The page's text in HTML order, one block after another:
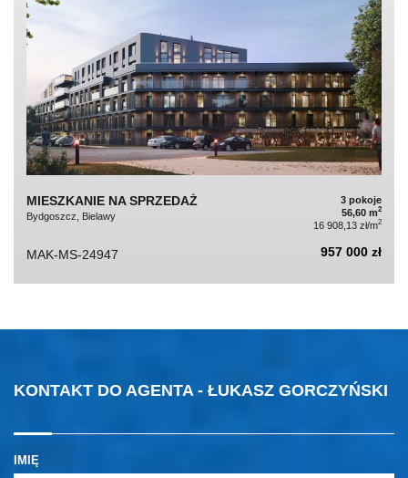
MIESZKANIE NA SPRZEDAŻ
Bydgoszcz, Bielawy
3 pokoje
56,60 m2
16 908,13 zł/m2
MAK-MS-24947 957 000 zł
KONTAKT DO AGENTA - ŁUKASZ GORCZYŃSKI
IMIĘ